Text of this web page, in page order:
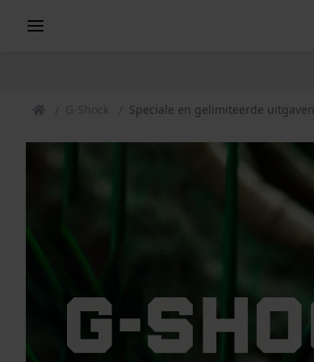
G-Shock Speciale en gelimiteerde uitgaven